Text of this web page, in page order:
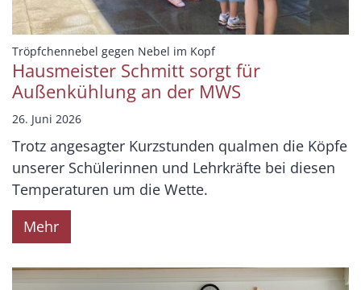
Tröpfchennebel gegen Nebel im Kopf:
Hausmeister Schmitt sorgt für
Außenkühlung an der MWS
26. Juni 2026
Trotz angesagter Kurzstunden qualmen die Köpfe
unserer Schülerinnen und Lehrkräfte bei diesen
Temperaturen um die Wette.
Mehr